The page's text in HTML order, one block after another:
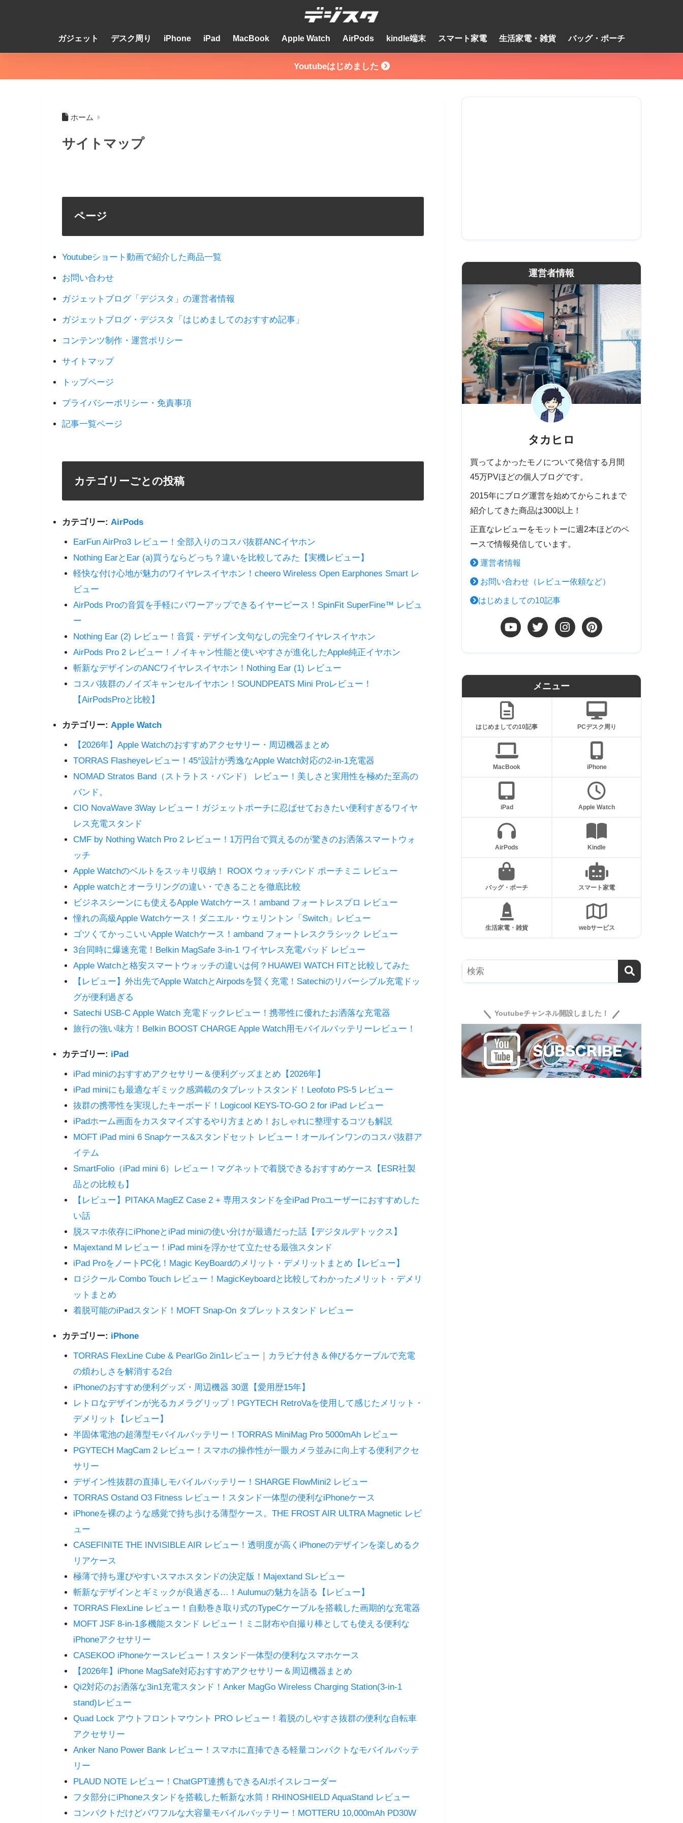
ガジェット デスク周り iPhone iPad MacBook Apple Watch AirPods kindle端末 スマート家電 生活家電・雑貨 バッグ・ポーチ
Youtubeはじめました
ホーム
サイトマップ
ページ
Youtubeショート動画で紹介した商品一覧
お問い合わせ
ガジェットブログ「デジスタ」の運営者情報
ガジェットブログ・デジスタ「はじめましてのおすすめ記事」
コンテンツ制作・運営ポリシー
サイトマップ
トップページ
プライバシーポリシー・免責事項
記事一覧ページ
カテゴリーごとの投稿
カテゴリー: AirPods
EarFun AirPro3 レビュー！全部入りのコスパ抜群ANCイヤホン
Nothing EarとEar (a)買うならどっち？違いを比較してみた【実機レビュー】
軽快な付け心地が魅力のワイヤレスイヤホン！cheero Wireless Open Earphones Smart レ
ビュー
AirPods Proの音質を手軽にパワーアップできるイヤーピース！SpinFit SuperFine™ レビュ
ー
Nothing Ear (2) レビュー！音質・デザイン文句なしの完全ワイヤレスイヤホン
AirPods Pro 2 レビュー！ノイキャン性能と使いやすさが進化したApple純正イヤホン
斬新なデザインのANCワイヤレスイヤホン！Nothing Ear (1) レビュー
コスパ抜群のノイズキャンセルイヤホン！SOUNDPEATS Mini Proレビュー！
【AirPodsProと比較】
カテゴリー: Apple Watch
【2026年】Apple Watchのおすすめアクセサリー・周辺機器まとめ
TORRAS Flasheyeレビュー！45°設計が秀逸なApple Watch対応の2-in-1充電器
NOMAD Stratos Band（ストラトス・バンド） レビュー！美しさと実用性を極めた至高の
バンド。
CIO NovaWave 3Way レビュー！ガジェットポーチに忍ばせておきたい便利すぎるワイヤ
レス充電スタンド
CMF by Nothing Watch Pro 2 レビュー！1万円台で買えるのが驚きのお洒落スマートウォ
ッチ
Apple Watchのベルトをスッキリ収納！ ROOX ウォッチバンド ポーチミニ レビュー
Apple watchとオーラリングの違い・できることを徹底比較
ビジネスシーンにも使えるApple Watchケース！amband フォートレスプロ レビュー
憧れの高級Apple Watchケース！ダニエル・ウェリントン「Switch」レビュー
ゴツくてかっこいいApple Watchケース！amband フォートレスクラシック レビュー
3台同時に爆速充電！Belkin MagSafe 3-in-1 ワイヤレス充電パッド レビュー
Apple Watchと格安スマートウォッチの違いは何？HUAWEI WATCH FITと比較してみた
【レビュー】外出先でApple WatchとAirpodsを賢く充電！Satechiのリバーシブル充電ドッ
グが便利過ぎる
Satechi USB-C Apple Watch 充電ドックレビュー！携帯性に優れたお洒落な充電器
旅行の強い味方！Belkin BOOST CHARGE Apple Watch用モバイルバッテリーレビュー！
カテゴリー: iPad
iPad miniのおすすめアクセサリー＆便利グッズまとめ【2026年】
iPad miniにも最適なギミック感満載のタブレットスタンド！Leofoto PS-5 レビュー
抜群の携帯性を実現したキーボード！Logicool KEYS-TO-GO 2 for iPad レビュー
iPadホーム画面をカスタマイズするやり方まとめ！おしゃれに整理するコツも解説
MOFT iPad mini 6 Snapケース&スタンドセット レビュー！オールインワンのコスパ抜群ア
イテム
SmartFolio（iPad mini 6）レビュー！マグネットで着脱できるおすすめケース【ESR社製
品との比較も】
【レビュー】PITAKA MagEZ Case 2 + 専用スタンドを全iPad Proユーザーにおすすめした
い話
脱スマホ依存にiPhoneとiPad miniの使い分けが最適だった話【デジタルデトックス】
Majextand M レビュー！iPad miniを浮かせて立たせる最強スタンド
iPad ProをノートPC化！Magic KeyBoardのメリット・デメリットまとめ【レビュー】
ロジクール Combo Touch レビュー！MagicKeyboardと比較してわかったメリット・デメリ
ットまとめ
着脱可能のiPadスタンド！MOFT Snap-On タブレットスタンド レビュー
カテゴリー: iPhone
TORRAS FlexLine Cube & PearlGo 2in1レビュー｜カラビナ付き＆伸びるケーブルで充電
の煩わしさを解消する2台
iPhoneのおすすめ便利グッズ・周辺機器 30選【愛用歴15年】
レトロなデザインが光るカメラグリップ！PGYTECH RetroVaを使用して感じたメリット・
デメリット【レビュー】
半固体電池の超薄型モバイルバッテリー！TORRAS MiniMag Pro 5000mAh レビュー
PGYTECH MagCam 2 レビュー！スマホの操作性が一眼カメラ並みに向上する便利アクセ
サリー
デザイン性抜群の直挿しモバイルバッテリー！SHARGE FlowMini2 レビュー
TORRAS Ostand O3 Fitness レビュー！スタンド一体型の便利なiPhoneケース
iPhoneを裸のような感覚で持ち歩ける薄型ケース。THE FROST AIR ULTRA Magnetic レビ
ュー
CASEFINITE THE INVISIBLE AIR レビュー！透明度が高くiPhoneのデザインを楽しめるク
リアケース
極薄で持ち運びやすいスマホスタンドの決定版！Majextand Sレビュー
斬新なデザインとギミックが良過ぎる…！Aulumuの魅力を語る【レビュー】
TORRAS FlexLine レビュー！自動巻き取り式のTypeCケーブルを搭載した画期的な充電器
MOFT JSF 8-in-1多機能スタンド レビュー！ミニ財布や自撮り棒としても使える便利な
iPhoneアクセサリー
CASEKOO iPhoneケースレビュー！スタンド一体型の便利なスマホケース
【2026年】iPhone MagSafe対応おすすめアクセサリー＆周辺機器まとめ
Qi2対応のお洒落な3in1充電スタンド！Anker MagGo Wireless Charging Station(3-in-1
stand)レビュー
Quad Lock アウトフロントマウント PRO レビュー！着脱のしやすさ抜群の便利な自転車
アクセサリー
Anker Nano Power Bank レビュー！スマホに直挿できる軽量コンパクトなモバイルバッテ
リー
PLAUD NOTE レビュー！ChatGPT連携もできるAIボイスレコーダー
フタ部分にiPhoneスタンドを搭載した斬新な水筒！RHINOSHIELD AquaStand レビュー
コンパクトだけどパワフルな大容量モバイルバッテリー！MOTTERU 10,000mAh PD30W
運営者情報
タカヒロ
買ってよかったモノについて発信する月間
45万PVほどの個人ブログです。
2015年にブログ運営を始めてからこれまで
紹介してきた商品は300以上！
正直なレビューをモットーに週2本ほどのペ
ースで情報発信しています。
運営者情報
お問い合わせ（レビュー依頼など）
はじめましての10記事
メニュー
はじめましての10記事 PCデスク周り
MacBook iPhone
iPad Apple Watch
AirPods Kindle
バッグ・ポーチ スマート家電
生活家電・雑貨 webサービス
Youtubeチャンネル開設しました！